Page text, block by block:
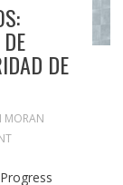
DE
MORAN